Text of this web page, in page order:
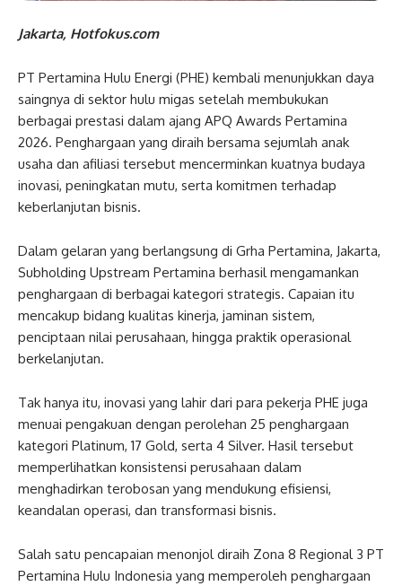
Jakarta, Hotfokus.com
PT Pertamina Hulu Energi (PHE) kembali menunjukkan daya
saingnya di sektor hulu migas setelah membukukan
berbagai prestasi dalam ajang APQ Awards Pertamina
2026. Penghargaan yang diraih bersama sejumlah anak
usaha dan afiliasi tersebut mencerminkan kuatnya budaya
inovasi, peningkatan mutu, serta komitmen terhadap
keberlanjutan bisnis.
Dalam gelaran yang berlangsung di Grha Pertamina, Jakarta,
Subholding Upstream Pertamina berhasil mengamankan
penghargaan di berbagai kategori strategis. Capaian itu
mencakup bidang kualitas kinerja, jaminan sistem,
penciptaan nilai perusahaan, hingga praktik operasional
berkelanjutan.
Tak hanya itu, inovasi yang lahir dari para pekerja PHE juga
menuai pengakuan dengan perolehan 25 penghargaan
kategori Platinum, 17 Gold, serta 4 Silver. Hasil tersebut
memperlihatkan konsistensi perusahaan dalam
menghadirkan terobosan yang mendukung efisiensi,
keandalan operasi, dan transformasi bisnis.
Salah satu pencapaian menonjol diraih Zona 8 Regional 3 PT
Pertamina Hulu Indonesia yang memperoleh penghargaan